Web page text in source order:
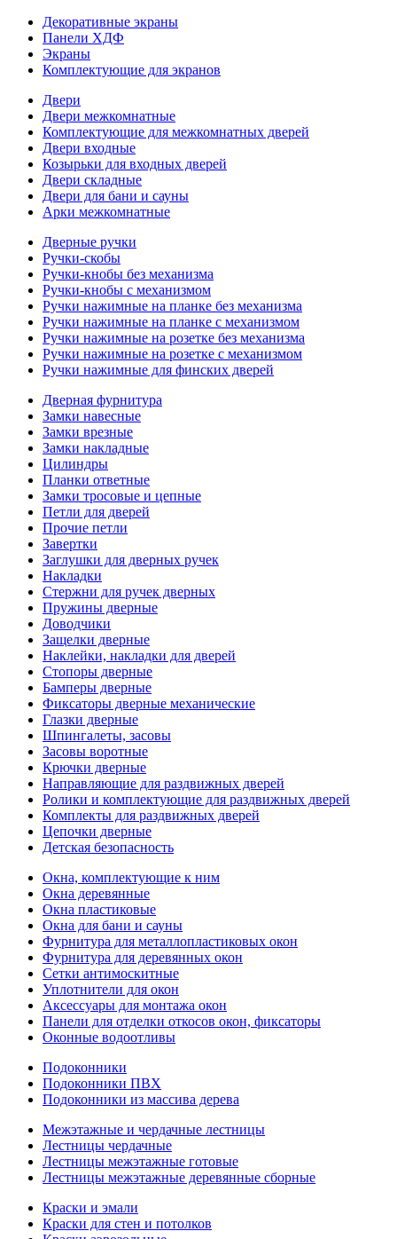
Декоративные экраны
Панели ХДФ
Экраны
Комплектующие для экранов
Двери
Двери межкомнатные
Комплектующие для межкомнатных дверей
Двери входные
Козырьки для входных дверей
Двери складные
Двери для бани и сауны
Арки межкомнатные
Дверные ручки
Ручки-скобы
Ручки-кнобы без механизма
Ручки-кнобы с механизмом
Ручки нажимные на планке без механизма
Ручки нажимные на планке с механизмом
Ручки нажимные на розетке без механизма
Ручки нажимные на розетке с механизмом
Ручки нажимные для финских дверей
Дверная фурнитура
Замки навесные
Замки врезные
Замки накладные
Цилиндры
Планки ответные
Замки тросовые и цепные
Петли для дверей
Прочие петли
Завертки
Заглушки для дверных ручек
Накладки
Стержни для ручек дверных
Пружины дверные
Доводчики
Защелки дверные
Наклейки, накладки для дверей
Стопоры дверные
Бамперы дверные
Фиксаторы дверные механические
Глазки дверные
Шпингалеты, засовы
Засовы воротные
Крючки дверные
Направляющие для раздвижных дверей
Ролики и комплектующие для раздвижных дверей
Комплекты для раздвижных дверей
Цепочки дверные
Детская безопасность
Окна, комплектующие к ним
Окна деревянные
Окна пластиковые
Окна для бани и сауны
Фурнитура для металлопластиковых окон
Фурнитура для деревянных окон
Сетки антимоскитные
Уплотнители для окон
Аксессуары для монтажа окон
Панели для отделки откосов окон, фиксаторы
Оконные водоотливы
Подоконники
Подоконники ПВХ
Подоконники из массива дерева
Межэтажные и чердачные лестницы
Лестницы чердачные
Лестницы межэтажные готовые
Лестницы межэтажные деревянные сборные
Краски и эмали
Краски для стен и потолков